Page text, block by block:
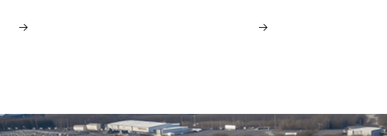
Visualizza altro Visualizza altro